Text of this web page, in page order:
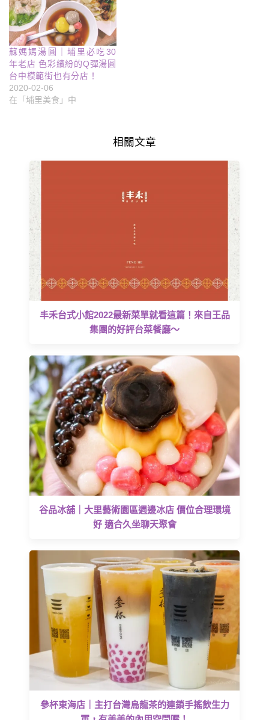
蘇媽媽湯圓｜埔里必吃30
年老店 色彩繽紛的Q彈湯圓
台中模範街也有分店！
2020-02-06
在「埔里美食」中
相關文章
丰禾台式小館2022最新菜單就看這篇！來自王品
集團的好評台菜餐廳～
谷品冰舖｜大里藝術園區週邊冰店 價位合理環境
好 適合久坐聊天聚會
參杯東海店｜主打台灣烏龍茶的連鎖手搖飲生力